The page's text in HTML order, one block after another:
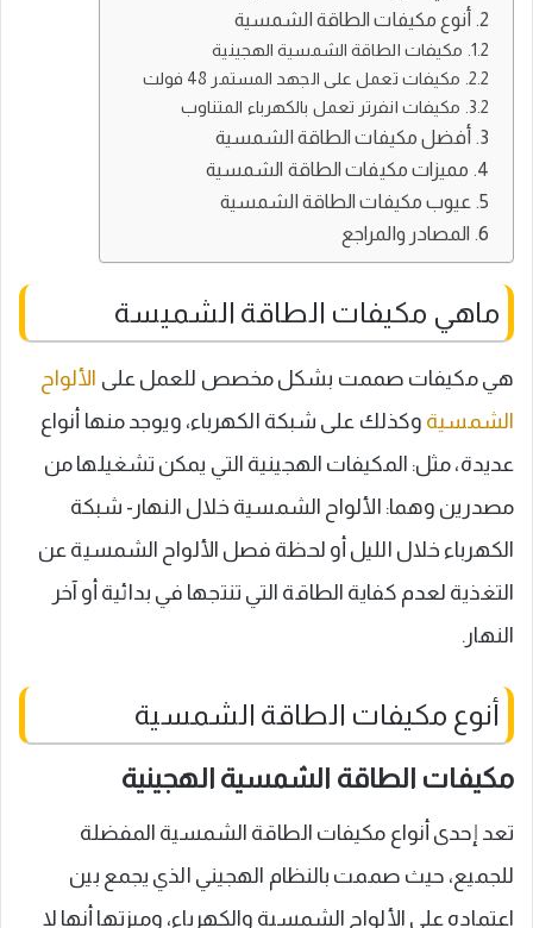
أنوع مكيفات الطاقة الشمسية
مكيفات الطاقة الشمسية الهجينية
مكيفات تعمل على الجهد المستمر 48 فولت
مكيفات انفرتر تعمل بالكهرباء المتناوب
أفضل مكيفات الطاقة الشمسية
مميزات مكيفات الطاقة الشمسية
عيوب مكيفات الطاقة الشمسية
المصادر والمراجع
ماهي مكيفات الطاقة الشميسة
هي مكيفات صممت بشكل مخصص للعمل على الألواح
الشمسية وكذلك على شبكة الكهرباء، ويوجد منها أنواع
عديدة، مثل: المكيفات الهجينية التي يمكن تشغيلها من
مصدرين وهما: الألواح الشمسية خلال النهار- شبكة
الكهرباء خلال الليل أو لحظة فصل الألواح الشمسية عن
التغذية لعدم كفاية الطاقة التي تنتجها في بدائية أو آخر
النهار.
أنوع مكيفات الطاقة الشمسية
مكيفات الطاقة الشمسية الهجينية
تعد إحدى أنواع مكيفات الطاقة الشمسية المفضلة
للجميع، حيث صممت بالنظام الهجيني الذي يجمع بين
اعتماده على الألواح الشمسية والكهرباء، وميزتها أنها لا